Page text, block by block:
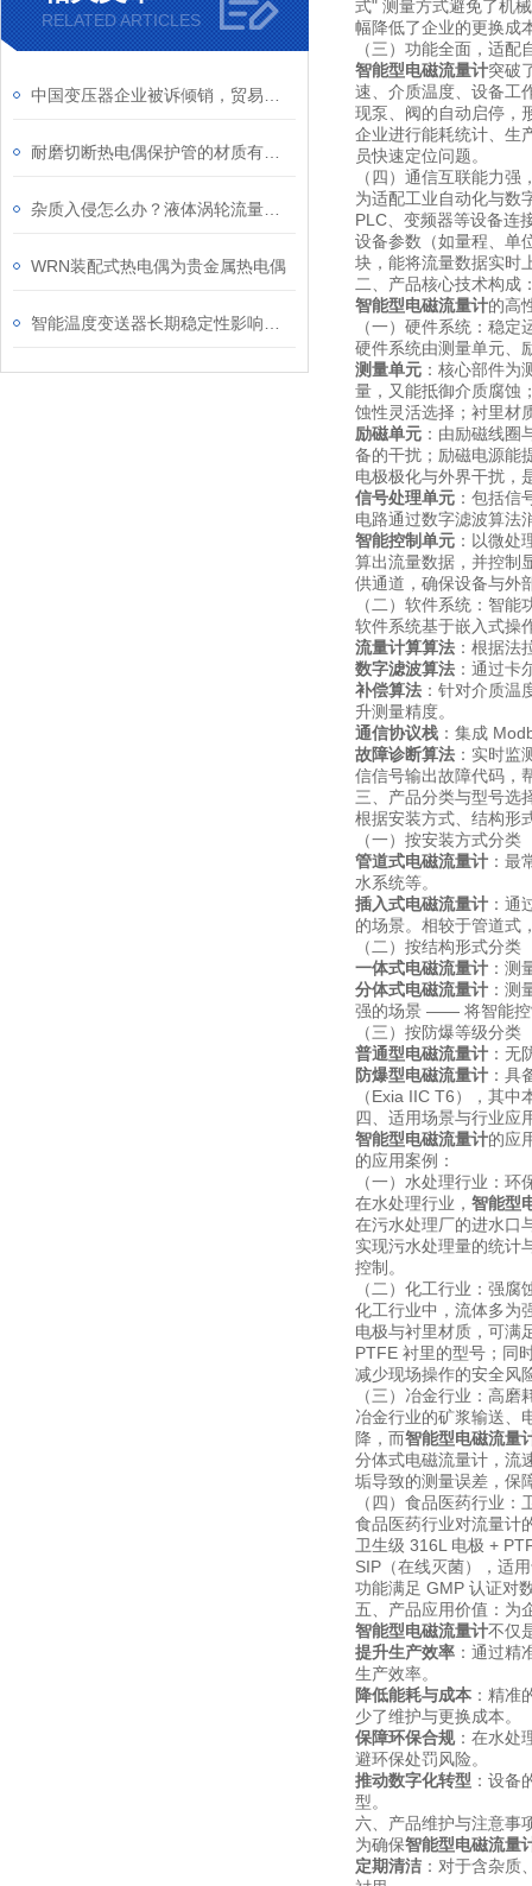
RELATED ARTICLES
WRN装配式热电偶为贵金属热电偶
式" 测量方式避免了机
幅降低了企业的更换成
（三）功能全面，适配
智能型电磁流量计突破
速、介质温度、设备工
现泵、阀的自动启停，
企业进行能耗统计、生
员快速定位问题。
（四）通信互联能力强
为适配工业自动化与数
PLC、变频器等设备连
设备参数（如量程、单
块，能将流量数据实时
二、产品核心技术构成
智能型电磁流量计的高
（一）硬件系统：稳定
硬件系统由测量单元、
测量单元 ：核心部件
量，又能抵御介质腐蚀
蚀性灵活选择；衬里材
励磁单元 ：由励磁线
备的干扰；励磁电源能
电极极化与外界干扰，
信号处理单元 ：包括
电路通过数字滤波算法
智能控制单元 ：以微
算出流量数据，并控制
供通道，确保设备与外
（二）软件系统：智能
软件系统基于嵌入式操
流量计算算法 ：根据
数字滤波算法 ：通过
补偿算法 ：针对介质
升测量精度。
通信协议栈 ：集成
故障诊断算法 ：实时
信信号输出故障代码，
三、产品分类与型号选
根据安装方式、结构形
（一）按安装方式分类
管道式电磁流量计 ：最
水系统等。
插入式电磁流量计 ：通
的场景。相较于管道式
（二）按结构形式分类
一体式电磁流量计 ：测
分体式电磁流量计 ：测
强的场景 —— 将智能控
（三）按防爆等级分类
普通型电磁流量计 ：无
防爆型电磁流量计 ：具
（Exia IIC T6），其
四、适用场景与行业应
智能型电磁流量计的应
的应用案例：
（一）水处理行业：
在水处理行业， 智能型
在污水处理厂的进水口
实现污水处理量的统计
控制。
（二）化工行业：强
化工行业中，流体多为
电极与衬里材质，可满
PTFE 衬里的型号；同
减少现场操作的安全风
（三）冶金行业：高
冶金行业的矿浆输送、
降，而智能型电磁流量
分体式电磁流量计，流
垢导致的测量误差，保
（四）食品医药行业
食品医药行业对流量计
卫生级 316L 电极 +
SIP（在线灭菌），适
功能满足 GMP 认证对
五、产品应用价值：为
智能型电磁流量计不仅
提升生产效率 ：通过
生产效率。
降低能耗与成本 ：精准
少了维护与更换成本。
保障环保合规：在水处
避环保处罚风险。
推动数字化转型 ：设备
型。
六、产品维护与注意事
为确保智能型电磁流量
定期清洁 ：对于含杂